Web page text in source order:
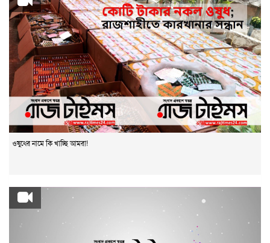
ওষুধের নামে কি খাচ্ছি আমরা!